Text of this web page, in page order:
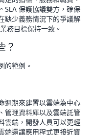
SLA 保護協議雙方，確保
缺少義務情況下的爭議解
務目標保持一致。
？
的範例。
週期來建置以雲端為中心
管理資料庫以及雲端託管
雲端，開發人員可以更輕
端還讓應用程式更接近資